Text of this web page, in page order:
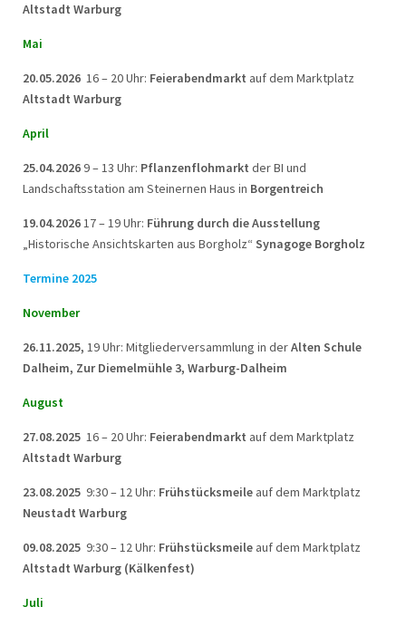
Altstadt Warburg
Mai
20.05.2026 16 – 20 Uhr: Feierabendmarkt auf dem Marktplatz
Altstadt Warburg
April
25.04.20269 – 13 Uhr: Pflanzenflohmarkt der BI und
Landschaftsstation am Steinernen Haus in Borgentreich
19.04.202617 – 19 Uhr: Führung durch die Ausstellung
„Historische Ansichtskarten aus Borgholz“ Synagoge Borgholz
Termine 2025
November
26.11.2025, 19 Uhr: Mitgliederversammlung in derAlten Schule
Dalheim, Zur Diemelmühle 3, Warburg-Dalheim
August
27.08.2025 16 – 20 Uhr: Feierabendmarkt auf dem Marktplatz
Altstadt Warburg
23.08.2025 9:30 – 12 Uhr: Frühstücksmeile auf dem Marktplatz
Neustadt Warburg
09.08.2025 9:30 – 12 Uhr: Frühstücksmeile auf dem Marktplatz
Altstadt Warburg (Kälkenfest)
Juli